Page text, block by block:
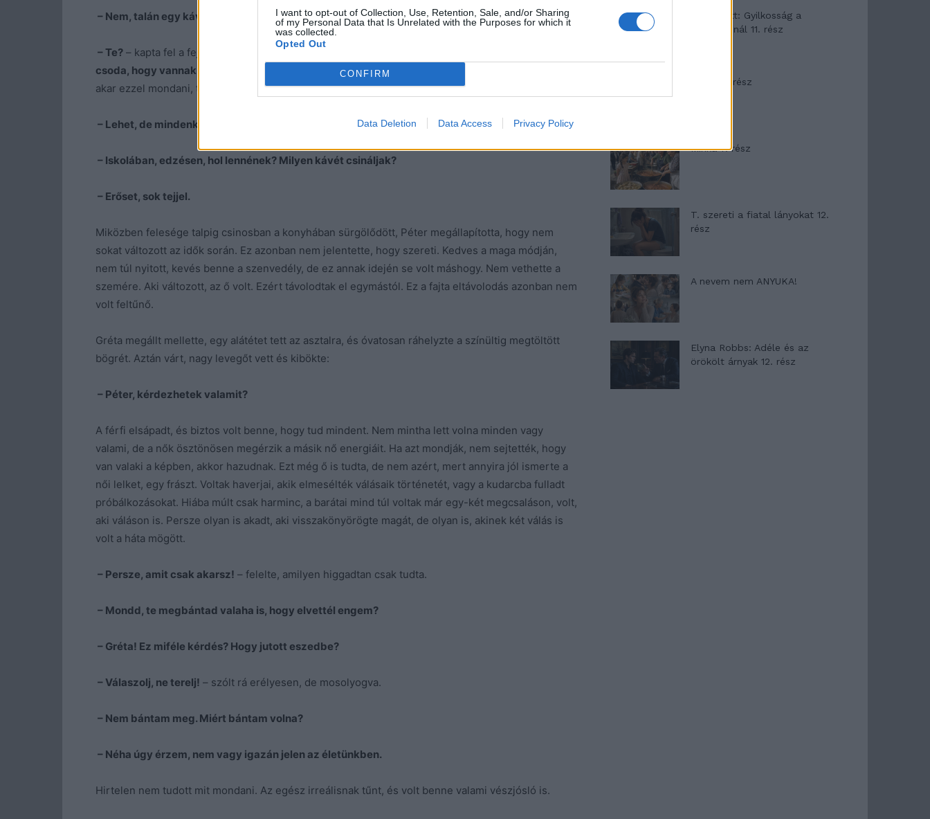
I want to opt-out of Collection, Use, Retention, Sale, and/or Sharing
of my Personal Data that Is Unrelated with the Purposes for which it
was collected.
Opted Out
CONFIRM
Data Deletion Data Access Privacy Policy
– Nem, talán egy kávé jólesne. Lehet, hogy csak kimerült vagyok.
– Te? – kapta fel a fejét az asszony. –
Ezt még sose hallottam tőled. Te vasból vagy, már az is
csoda, hogy vannak fájdalmaid.
– Volt a hangjában valami, ami nem tetszett a férfinak. Vajon mit
akar ezzel mondani, töprengett.
– Lehet, de mindenkinek vannak rosszabb napjai…A fiúk?
– Iskolában, edzésen, hol lennének? Milyen kávét csináljak?
– Erőset, sok tejjel.
Miközben felesége talpig csinosban a konyhában sürgölődött, Péter megállapította, hogy nem
sokat változott az idők során. Ez azonban nem jelentette, hogy szereti. Kedves a maga módján,
nem túl nyitott, kevés benne a szenvedély, de ez annak idején se volt máshogy. Nem vethette a
szemére. Aki változott, az ő volt. Ezért távolodtak el egymástól. Ez a fajta eltávolodás azonban nem
volt feltűnő.
Gréta megállt mellette, egy alátétet tett az asztalra, és óvatosan ráhelyzte a színültig megtöltött
bögrét. Aztán várt, nagy levegőt vett és kibökte:
– Péter, kérdezhetek valamit?
A férfi elsápadt, és biztos volt benne, hogy tud mindent. Nem mintha lett volna minden vagy
valami, de a nők ösztönösen megérzik a másik nő energiáit. Ha azt mondják, nem sejtették, hogy
van valaki a képben, akkor hazudnak. Ezt még ő is tudta, de nem azért, mert annyira jól ismerte a
női lelket, egy frászt. Voltak haverjai, akik elmesélték válásaik történetét, vagy a kudarcba fulladt
próbálkozásokat. Hiába múlt csak harminc, a barátai mind túl voltak már egy-két megcsaláson, volt,
aki váláson is. Persze olyan is akadt, aki visszakönyörögte magát, de olyan is, akinek két válás is
volt a háta mögött.
– Persze, amit csak akarsz! – felelte, amilyen higgadtan csak tudta.
– Mondd, te megbántad valaha is, hogy elvettél engem?
– Gréta! Ez miféle kérdés? Hogy jutott eszedbe?
– Válaszolj, ne terelj! – szólt rá erélyesen, de mosolyogva.
– Nem bántam meg. Miért bántam volna?
– Néha úgy érzem, nem vagy igazán jelen az életünkben.
Hirtelen nem tudott mit mondani. Az egész irreálisnak tűnt, és volt benne valami vészjósló is.
T. Barnett: Gyilkosság a
Garda-tónál 11. rész
Minka 8. rész
Minka 7. rész
T. szereti a fiatal lányokat 12.
rész
A nevem nem ANYUKA!
Elyna Robbs: Adéle és az
örökölt árnyak 12. rész